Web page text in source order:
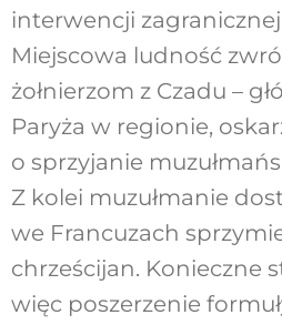
interwencji zagranicznej
Miejscowa ludność
żołnierzom z Czadu –
Paryża w regionie,
o sprzyjanie
Z kolei muzułmanie
we Francuzach
chrześcijan. Konieczne
więc poszerzenie